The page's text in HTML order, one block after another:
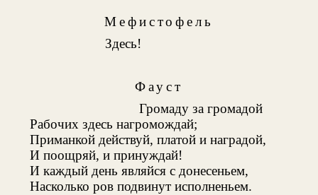
Мефистофель
Здесь!
Фауст
Громаду за громадой
Рабочих здесь нагромождай;
Приманкой действуй, платой и наградой,
И поощряй, и принуждай!
И каждый день являйся с донесеньем,
Насколько ров подвинут исполненьем.